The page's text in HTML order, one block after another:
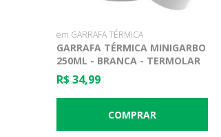
em GARRAFA TÉRMICA
GARRAFA TÉRMICA MINIGARBO
250ML - BRANCA - TERMOLAR
R$ 34,99